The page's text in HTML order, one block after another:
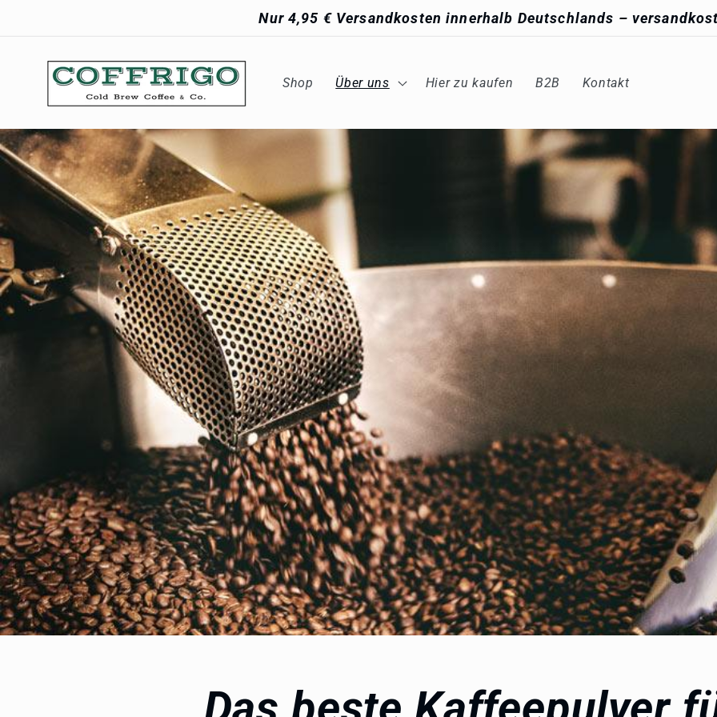
Nur 4,95 € Versandkosten innerhalb Deutschlands –
Shop Über uns Hier zu kaufen B2B Kontakt